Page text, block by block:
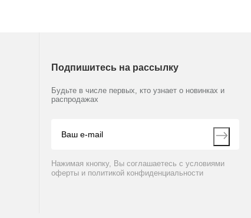
Подпишитесь на рассылку
Будьте в числе первых, кто узнает о новинках и
распродажах
Нажимая кнопку, Вы соглашаетесь с условиями
оферты и политикой конфиденциальности